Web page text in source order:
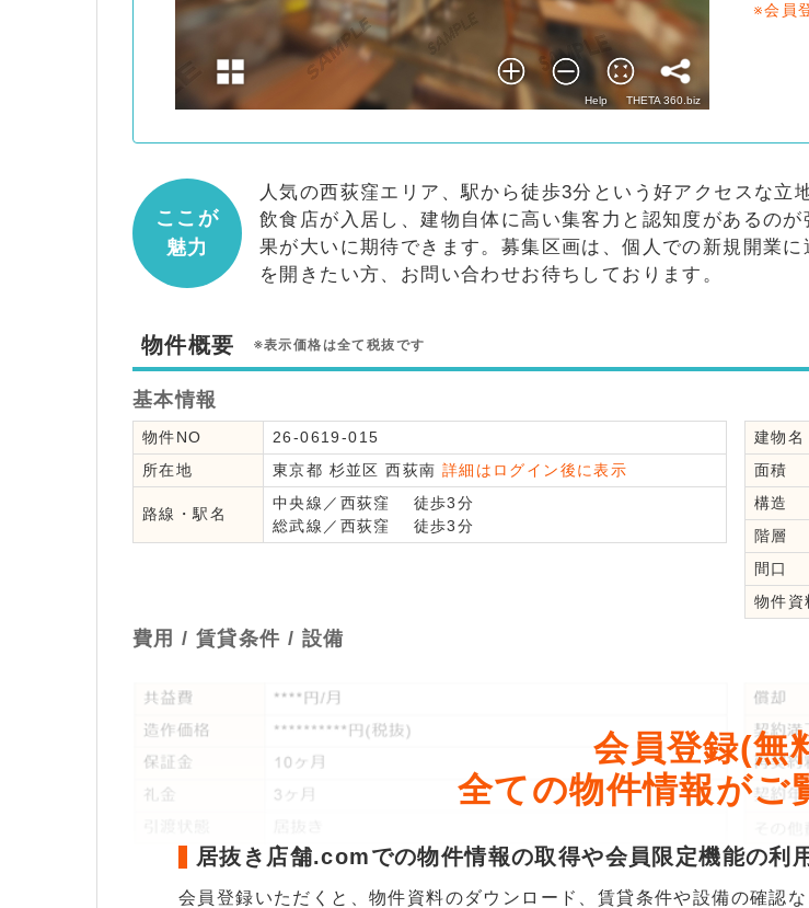
※会員
ここが
魅力
人気の西荻窪エリア、駅から徒歩3分という好アクセスな
飲食店が入居し、建物自体に高い集客力と認知度があるの
果が大いに期待できます。募集区画は、個人での新規開業
を開きたい方、お問い合わせお待ちしております。
物件概要 ※表示価格は全て税抜です
基本情報
物件NO
26-0619-015
所在地
東京都 杉並区 西荻南 詳細はログイン後に表示
路線・駅名
中央線 ／ 西荻窪
徒歩3分
総武線 ／ 西荻窪 徒歩3分
建物名
面積
構造
階層
間口
物件資
費用 / 賃貸条件 / 設備
会員登録(無
全ての物件情報がご
居抜き店舗.comでの物件情報の取得や会員限定機能の利
会員登録いただくと、物件資料のダウンロード、賃貸条件や設備の確認